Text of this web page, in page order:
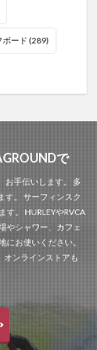
ボード (289)
で
お手伝いします。 多
す。 サーフィンスク
す。 HURLEYやRVCA
やシャワー、カフェ
にお使いください。
オンラインストアも